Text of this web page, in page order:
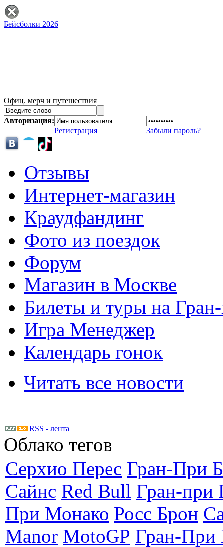
Бейсболки 2026
Офиц. мерч и путешествия
Авторизация:
Регистрация
Забыли пароль?
Отзывы
Интернет-магазин
Краудфандинг
Фото из поездок
Форум
Магазин в Москве
Билеты и туры на
Игра Менеджер
Календарь гонок
Читать все новости
RSS - лента
Облако тегов
Серхио Перес Гран-При
Сайнс Red Bull Гран-при
При Монако Росс Брон
Manor MotoGP Гран-При